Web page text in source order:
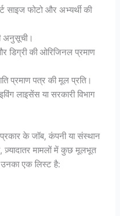
साइज फोटो और अभ्यर्थी की
अनुसूची।
डिग्री की ओरिजिनल प्रमाण
प्रमाण पत्र की मूल प्रति।
लाइसेंस या सरकारी विभाग
के जॉब, कंपनी या संस्थान
ज़्यादातर मामलों में कुछ मूलभूत
उनका एक लिस्ट है: